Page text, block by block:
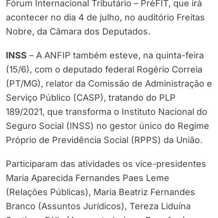
Fórum Internacional Tributário – PréFIT, que irá
acontecer no dia 4 de julho, no auditório Freitas
Nobre, da Câmara dos Deputados.
INSS – A ANFIP também esteve, na quinta-feira
(15/6), com o deputado federal Rogério Correia
(PT/MG), relator da Comissão de Administração e
Serviço Público (CASP), tratando do PLP
189/2021, que transforma o Instituto Nacional do
Seguro Social (INSS) no gestor único do Regime
Próprio de Previdência Social (RPPS) da União.
Participaram das atividades os vice-presidentes
Maria Aparecida Fernandes Paes Leme
(Relações Públicas), Maria Beatriz Fernandes
Branco (Assuntos Jurídicos), Tereza Liduína